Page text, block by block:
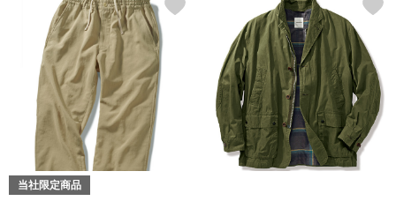
ランド
タログ
その他
バッグ
トートバッグ
当社限定商品